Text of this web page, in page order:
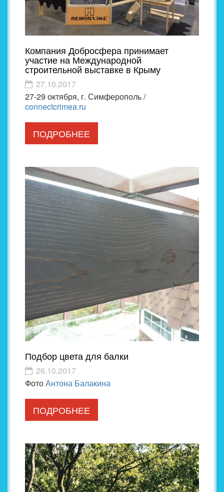
Компания Добросфера принимает
участие на Международной
строительной выставке в Крыму
27.10.2017
27-29 октября, г. Симферополь /
connectcrimea.ru⁠
ПОДРОБНЕЕ
Подбор цвета для балки
26.10.2017
ФотоАнтона Балакина
ПОДРОБНЕЕ